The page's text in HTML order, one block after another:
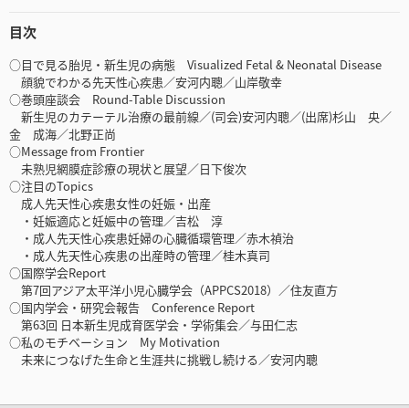
目次
○目で見る胎児・新生児の病態 Visualized Fetal & Neonatal Disease
顔貌でわかる先天性心疾患／安河内聰／山岸敬幸
○巻頭座談会 Round-Table Discussion
新生児のカテーテル治療の最前線／(司会)安河内聰／(出席)杉山 央／
金 成海／北野正尚
○Message from Frontier
未熟児網膜症診療の現状と展望／日下俊次
○注目のTopics
成人先天性心疾患女性の妊娠・出産
・妊娠適応と妊娠中の管理／吉松 淳
・成人先天性心疾患妊婦の心臓循環管理／赤木禎治
・成人先天性心疾患の出産時の管理／桂木真司
○国際学会Report
第7回アジア太平洋小児心臓学会（APPCS2018）／住友直方
○国内学会・研究会報告 Conference Report
第63回 日本新生児成育医学会・学術集会／与田仁志
○私のモチベーション My Motivation
未来につなげた生命と生涯共に挑戦し続ける／安河内聰